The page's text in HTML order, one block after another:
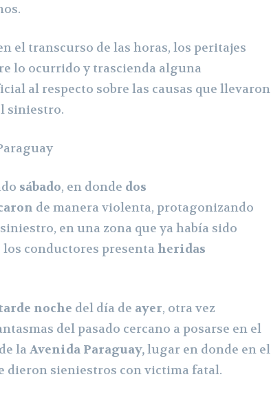
el transcurso de las horas, los peritajes
lo ocurrido y trascienda alguna
al respecto sobre las causas que llevaron
siniestro.
sábado, en donde dos
de manera violenta, protagonizando
en una zona que ya había sido
conductores presenta heridas
noche del día de ayer, otra vez
del pasado cercano a posarse en el
laAvenida Paraguay,lugar en donde en el
dieron sieniestros con victima fatal.